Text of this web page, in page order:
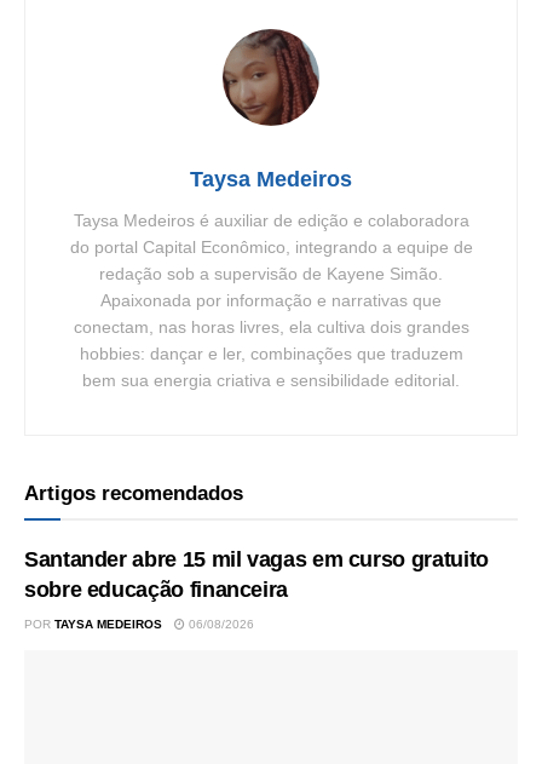
Taysa Medeiros
Taysa Medeiros é auxiliar de edição e colaboradora
do portal Capital Econômico, integrando a equipe de
redação sob a supervisão de Kayene Simão.
Apaixonada por informação e narrativas que
conectam, nas horas livres, ela cultiva dois grandes
hobbies: dançar e ler, combinações que traduzem
bem sua energia criativa e sensibilidade editorial.
Artigos recomendados
Santander abre 15 mil vagas em curso gratuito
sobre educação financeira
POR TAYSA MEDEIROS 06/08/2026